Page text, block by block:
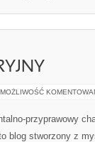
MOŻLIWOŚĆ
przyprawowy
blog stworzony z